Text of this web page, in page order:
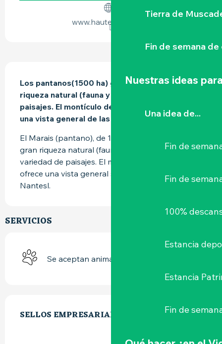
Tierra de
Fin de semana
Nuestras ideas
Una idea de...
Fin de
Fin de
100%
Estancia
Estancia
Fin de
www.hautegoulaine.fr
Los pantanos(1500 ha) gozan de una gran
riqueza natural (fauna y flora), una variedad de
paisajes. El montículo de roca (47 m) ofrece
una vista general de las marismas y Nantesl
El Marais (pantano), de 1500 ha, goza de una
gran riqueza natural (fauna y flora), una gran
variedad de paisajes. El montículo de roca (47m)
ofrece una vista general sobre las marismas y
Nantesl.
SERVICIOS
Se aceptan animales
SELLOS EMPRESARIALES
SELLOS EMPRESARIALES